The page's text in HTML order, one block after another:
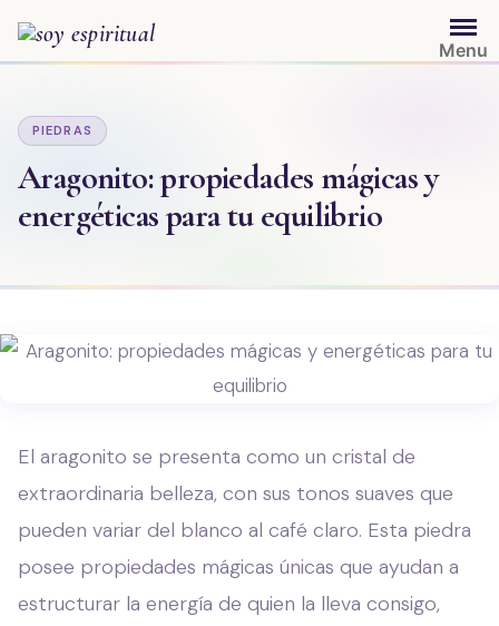
contenido
Menu
PIEDRAS
Aragonito: propiedades mágicas y
energéticas para tu equilibrio
El aragonito se presenta como un cristal de
extraordinaria belleza, con sus tonos suaves que
pueden variar del blanco al café claro. Esta piedra
posee propiedades mágicas únicas que ayudan a
estructurar la energía de quien la lleva consigo,